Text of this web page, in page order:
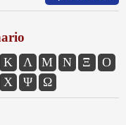
Κ Λ Μ Ν Ξ
Ο
Χ Ψ Ω